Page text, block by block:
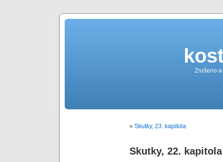
Zrušeno
« Skutky, 23. kapitola
Skutky, 22. kapitola